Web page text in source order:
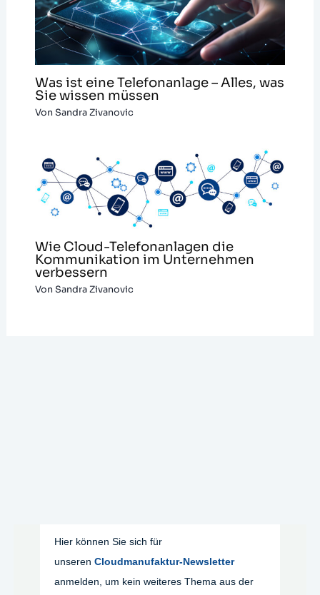
Was ist eine Telefonanlage – Alles, was
Sie wissen müssen
Von Sandra Zivanovic
Wie Cloud-Telefonanlagen die
Kommunikation im Unternehmen
verbessern
Von Sandra Zivanovic
Hier können Sie sich für
unseren Cloudmanufaktur-Newsletter
anmelden, um kein weiteres Thema aus der